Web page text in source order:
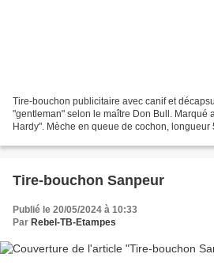
Tire-bouchon publicitaire avec canif et
"gentleman" selon le maître Don Bull. Marqué
Hardy". Mèche en queue de cochon,
Tire-bouchon Sanpeur
Publié le 20/05/2024 à 10:33
Par Rebel-TB-Etampes